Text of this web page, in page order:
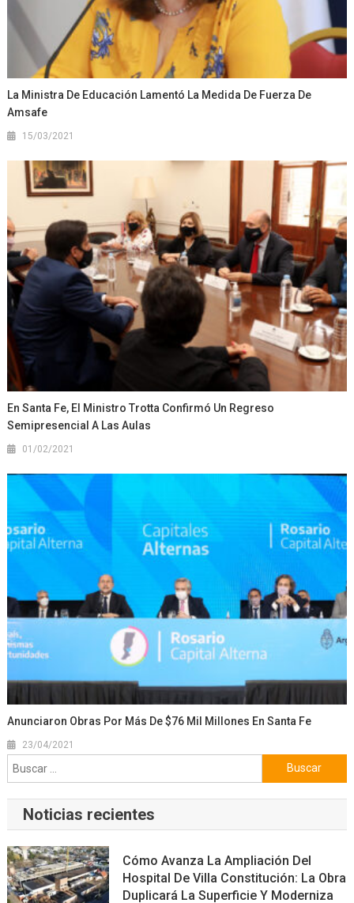
La Ministra De Educación Lamentó La Medida De Fuerza De
Amsafe
15/03/2021
En Santa Fe, El Ministro Trotta Confirmó Un Regreso
Semipresencial A Las Aulas
01/02/2021
Anunciaron Obras Por Más De $76 Mil Millones En Santa Fe
23/04/2021
Buscar:
Noticias recientes
Cómo Avanza La Ampliación Del
Hospital De Villa Constitución: La Obra
Duplicará La Superficie Y Moderniza